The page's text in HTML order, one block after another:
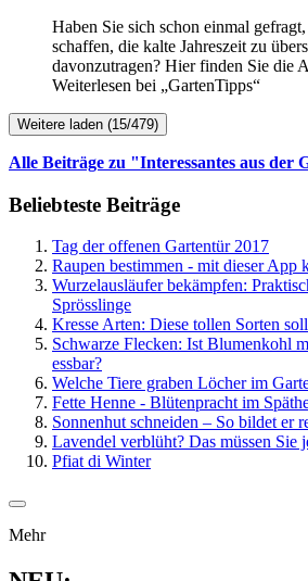
Haben Sie sich schon einmal
schaffen, die kalte Jahreszeit zu
davonzutragen? Hier finden Sie die
Weiterlesen bei „GartenTipps“
Weitere laden (15/479)
Alle Beiträge zu "Interessantes aus der
Beliebteste Beiträge
Tag der offenen Gartentür 2017
Raupen bestimmen - mit dieser App
Wurzelausläufer bekämpfen:
Sprösslinge
Kresse Arten: Diese tollen Sorten
Schwarze Flecken: Ist Blumenkohl
essbar?
Welche Tiere graben Löcher im
Fette Henne - Blütenpracht im
Sonnenhut schneiden – So bildet er
Lavendel verblüht? Das müssen Sie
Pfiat di Winter
Mehr